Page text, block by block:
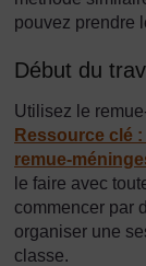
pouvez prendre
Début du
Utilisez le
Ressource clé
remue-
le faire avec
commencer par
organiser une
classe.